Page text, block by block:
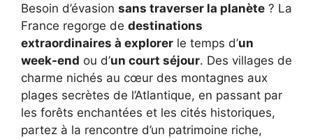
Besoin d’évasion sans traverser la planète ? La
France regorge de destinations
extraordinaires à explorer le temps d’un
week-end ou d’un court séjour. Des villages de
charme nichés au cœur des montagnes aux
plages secrètes de l’Atlantique, en passant par
les forêts enchantées et les cités historiques,
partez à la rencontre d’un patrimoine riche,